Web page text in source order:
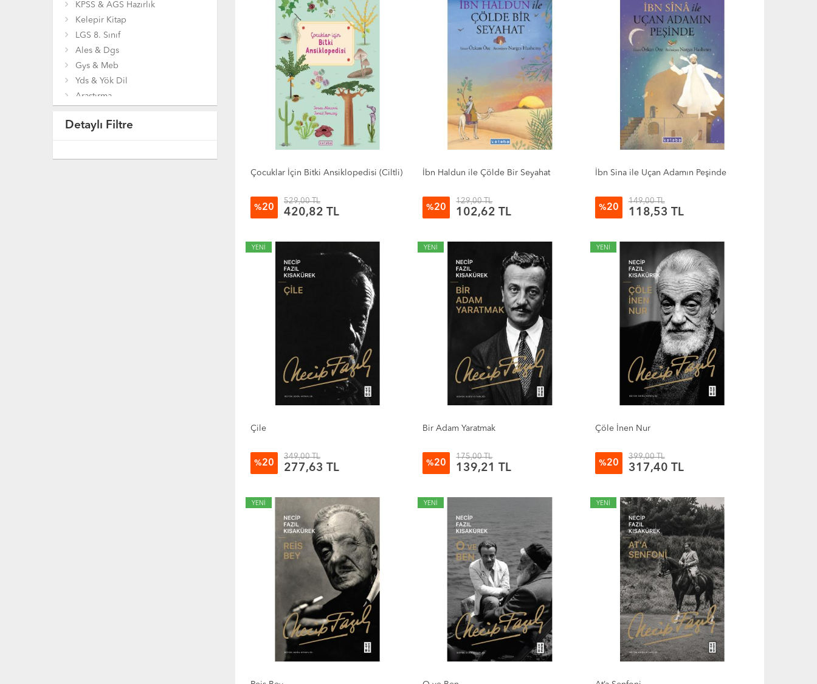
KPSS & AGS Hazırlık
Kelepir Kitap
LGS 8. Sınıf
Ales & Dgs
Gys & Meb
Yds & Yök Dil
Araştırma
Bilim Mühendislik
Detaylı Filtre
Çocuklar İçin Bitki Ansiklopedisi (Ciltli)
%20
529,00 TL
420,82 TL
İbn Haldun ile Çölde Bir Seyahat
%20
129,00 TL
102,62 TL
İbn Sina ile Uçan Adamın Peşinde
%20
149,00 TL
118,53 TL
YENİ
Çile
%20
349,00 TL
277,63 TL
YENİ
Bir Adam Yaratmak
%20
175,00 TL
139,21 TL
YENİ
Çöle İnen Nur
%20
399,00 TL
317,40 TL
YENİ YENİ YENİ